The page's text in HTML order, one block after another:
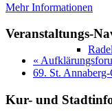
Mehr Informationen
Veranstaltungs-
«
69. St.
Kur- und